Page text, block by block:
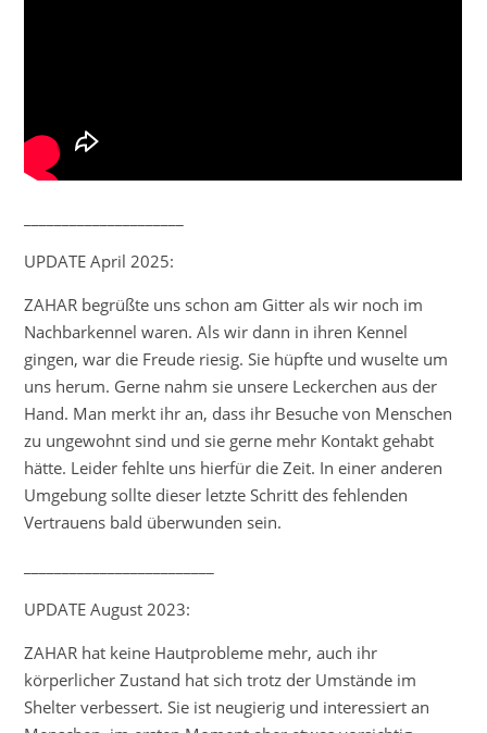
UPDATE April 2025:
ZAHAR begrüßte uns schon am Gitter als wir noch im
Nachbarkennel waren. Als wir dann in ihren Kennel
gingen, war die Freude riesig. Sie hüpfte und wuselte um
uns herum. Gerne nahm sie unsere Leckerchen aus der
Hand. Man merkt ihr an, dass ihr Besuche von Menschen
zu ungewohnt sind und sie gerne mehr Kontakt gehabt
hätte. Leider fehlte uns hierfür die Zeit. In einer anderen
Umgebung sollte dieser letzte Schritt des fehlenden
Vertrauens bald überwunden sein.
UPDATE August 2023:
ZAHAR hat keine Hautprobleme mehr, auch ihr
körperlicher Zustand hat sich trotz der Umstände im
Shelter verbessert. Sie ist neugierig und interessiert an